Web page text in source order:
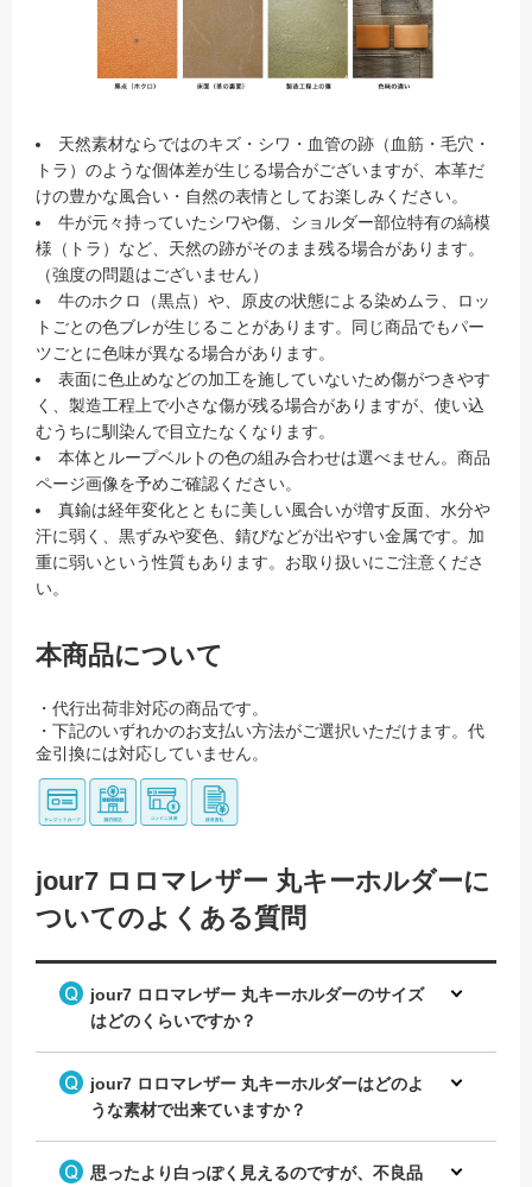
天然素材ならではのキズ・シワ・血管の跡（血筋・毛穴・
トラ）のような個体差が生じる場合がございますが、本革だ
けの豊かな風合い・自然の表情としてお楽しみください。
牛が元々持っていたシワや傷、ショルダー部位特有の縞模
様（トラ）など、天然の跡がそのまま残る場合があります。
（強度の問題はございません）
牛のホクロ（黒点）や、原皮の状態による染めムラ、ロッ
トごとの色ブレが生じることがあります。同じ商品でもパー
ツごとに色味が異なる場合があります。
表面に色止めなどの加工を施していないため傷がつきやす
く、製造工程上で小さな傷が残る場合がありますが、使い込
むうちに馴染んで目立たなくなります。
本体とループベルトの色の組み合わせは選べません。商品
ページ画像を予めご確認ください。
真鍮は経年変化とともに美しい風合いが増す反面、水分や
汗に弱く、黒ずみや変色、錆びなどが出やすい金属です。加
重に弱いという性質もあります。お取り扱いにご注意くださ
い。
本商品について
・代行出荷非対応の商品です。
・下記のいずれかのお支払い方法がご選択いただけます。代
金引換には対応していません。
jour7 ロロマレザー 丸キーホルダーに
ついてのよくある質問
jour7 ロロマレザー 丸キーホルダーのサイズ
はどのくらいですか？
jour7 ロロマレザー 丸キーホルダーはどのよ
うな素材で出来ていますか？
思ったより白っぽく見えるのですが、不良品